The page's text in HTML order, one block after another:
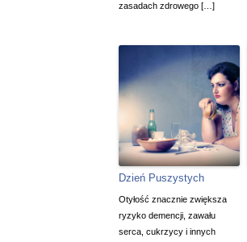
zasadach zdrowego […]
Dzień Puszystych
Otyłość znacznie zwiększa
ryzyko demencji, zawału
serca, cukrzycy i innych